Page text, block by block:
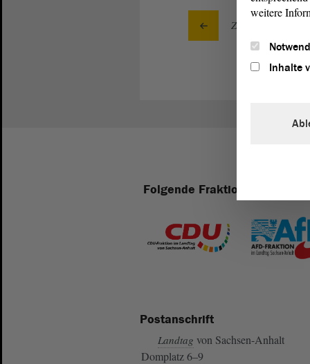
Zurück zur
Folgende Fraktionen sind im
Postanschrift
Landtag von Sachsen-Anhalt
Domplatz 6–9
weitere
Inhalte